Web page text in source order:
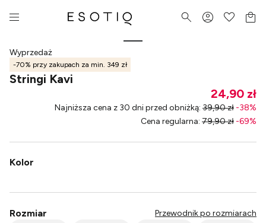
Wyprzedaż
-70% przy zakupach za min. 349 zł
Stringi Kavi
24,90 zł
Najniższa cena z 30 dni przed obniżką: 39,90 zł -38%
Cena regularna: 79,90 zł -69%
Kolor
Rozmiar Przewodnik po rozmiarach